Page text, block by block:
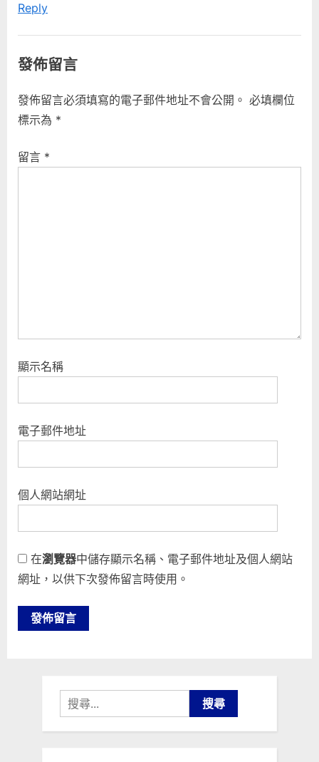
Reply
發佈留言
發佈留言必須填寫的電子郵件地址不會公開。 必填欄位
標示為 *
留言 *
顯示名稱
電子郵件地址
個人網站網址
在瀏覽器中儲存顯示名稱、電子郵件地址及個人網站
網址，以供下次發佈留言時使用。
搜
尋
關